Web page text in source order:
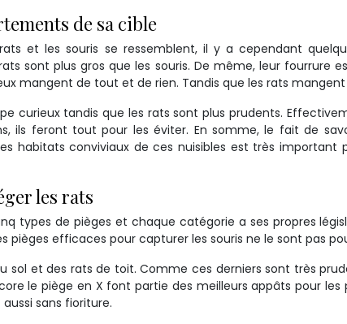
de sa cible
et les souris se ressemblent, il y a cependant
sont plus gros que les souris. De même, leur fourrure
mangent de tout et de rien. Tandis que les rats
curieux tandis que les rats sont plus prudents.
ils feront tout pour les éviter. En somme, le fait de
habitats conviviaux de ces nuisibles est très important
les rats
types de pièges et chaque catégorie a ses propres
pièges efficaces pour capturer les souris ne le sont pas
sol et des rats de toit. Comme ces derniers sont très
le piège en X font partie des meilleurs appâts pour les
sans fioriture.